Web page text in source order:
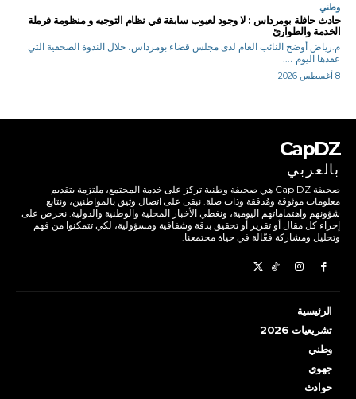
وطني
حادث حافلة بومرداس : لا وجود لعيوب سابقة في نظام التوجيه و منظومة فرملة
الخدمة والطوارئ
م.رياض أوضح النائب العام لدى مجلس قضاء بومرداس، خلال الندوة الصحفية التي
عقدها اليوم ،...
8 أغسطس 2026
CapDZ
بالعربي
صحيفة Cap DZ هي صحيفة وطنية تركز على خدمة المجتمع، ملتزمة بتقديم
معلومات موثوقة ومُدققة وذات صلة. نبقى على اتصال وثيق بالمواطنين، ونتابع
شؤونهم واهتماماتهم اليومية، ونغطي الأخبار المحلية والوطنية والدولية. نحرص على
إجراء كل مقال أو تقرير أو تحقيق بدقة وشفافية ومسؤولية، لكي تتمكنوا من فهم
وتحليل ومشاركة فعّالة في حياة مجتمعنا.
الرئيسية
تشريعيات 2026
وطني
جهوي
حوادث